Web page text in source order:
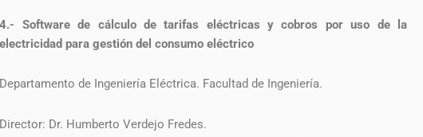
4.- Software de cálculo de tarifas eléctricas y cobros por uso de la
electricidad para gestión del consumo eléctrico
Departamento de Ingeniería Eléctrica. Facultad de Ingeniería.
Director: Dr. Humberto Verdejo Fredes.